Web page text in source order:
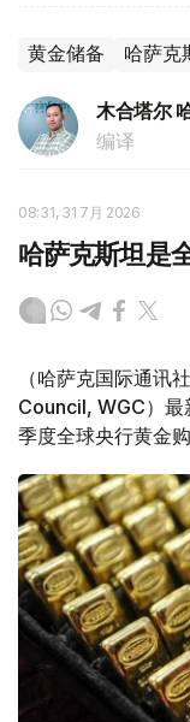
黄金储备 哈萨克
木合塔尔
编译
08:31, 31 7月 2026
哈萨克斯坦是
（哈萨克国际通讯
Council, WGC）
季度全球央行黄金